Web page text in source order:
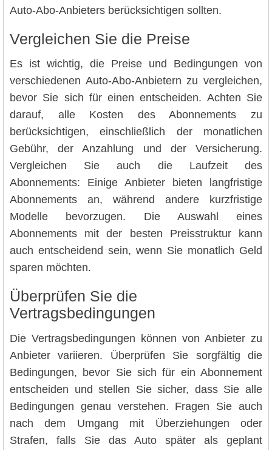
Auto-Abo-Anbieters berücksichtigen sollten.
Vergleichen Sie die Preise
Es ist wichtig, die Preise und Bedingungen von
verschiedenen Auto-Abo-Anbietern zu vergleichen,
bevor Sie sich für einen entscheiden. Achten Sie
darauf, alle Kosten des Abonnements zu
berücksichtigen, einschließlich der monatlichen
Gebühr, der Anzahlung und der Versicherung.
Vergleichen Sie auch die Laufzeit des
Abonnements: Einige Anbieter bieten langfristige
Abonnements an, während andere kurzfristige
Modelle bevorzugen. Die Auswahl eines
Abonnements mit der besten Preisstruktur kann
auch entscheidend sein, wenn Sie monatlich Geld
sparen möchten.
Überprüfen Sie die
Vertragsbedingungen
Die Vertragsbedingungen können von Anbieter zu
Anbieter variieren. Überprüfen Sie sorgfältig die
Bedingungen, bevor Sie sich für ein Abonnement
entscheiden und stellen Sie sicher, dass Sie alle
Bedingungen genau verstehen. Fragen Sie auch
nach dem Umgang mit Überziehungen oder
Strafen, falls Sie das Auto später als geplant